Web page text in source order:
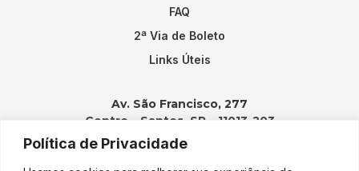
Política de Privacidade
FAQ
2ª Via de Boleto
Links Úteis
Av. São Francisco, 277
Centro – Santos, SP – 11013-203
Contatos: